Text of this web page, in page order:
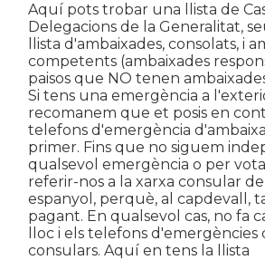
Aquí pots trobar una llista de
Delegacions de la Generalitat,
llista d'ambaixades, consolats, i
competents (ambaixades
paisos que NO tenen
Si tens una emergència a
recomanem que et posis en
telefons d'emergència
primer. Fins que no siguem
qualsevol emergència o per
referir-nos a la xarxa consular
espanyol, perquè, al capdevall,
pagant. En qualsevol cas, no fa
lloc i els telefons d'emergències
consulars. Aquí en tens la llista